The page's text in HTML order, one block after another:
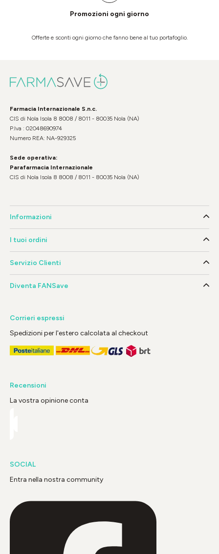
Promozioni ogni giorno
Offerte e sconti ogni giorno che fanno bene al tuo portafoglio.
Farmacia Internazionale S.n.c.
CIS di Nola Isola 8 8008 / 8011 - 80035 Nola (NA)
P.Iva : 02048690974
Numero REA: NA-929325
Sede operativa:
Parafarmacia Internazionale
CIS di Nola Isola 8 8008 / 8011 - 80035 Nola (NA)
Informazioni
I tuoi ordini
Servizio Clienti
Diventa FANSave
Corrieri espressi
Spedizioni per l'estero calcolata al checkout
Recensioni
La vostra opinione conta
SOCIAL
Entra nella nostra community